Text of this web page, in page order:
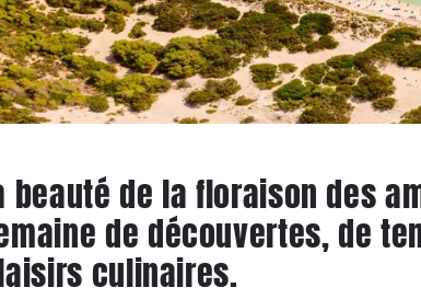
beauté de la floraison des
de découvertes, de
culinaires.